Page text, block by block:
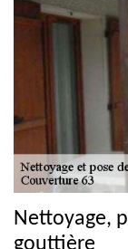
Nettoyage,
gouttière